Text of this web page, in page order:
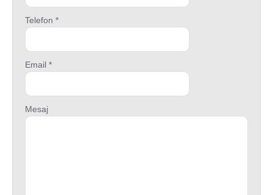
Telefon *
Email *
Mesaj